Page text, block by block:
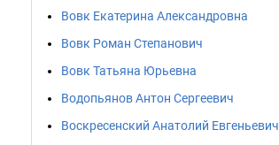
Вовк Екатерина Александровна
Вовк Роман Степанович
Вовк Татьяна Юрьевна
Водопьянов Антон Сергеевич
Воскресенский Анатолий Евгеньевич